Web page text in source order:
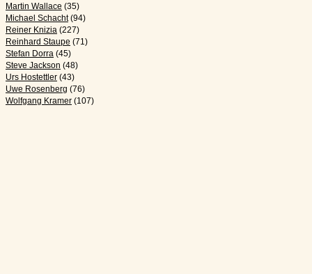
Martin Wallace (35)
Michael Schacht (94)
Reiner Knizia (227)
Reinhard Staupe (71)
Stefan Dorra (45)
Steve Jackson (48)
Urs Hostettler (43)
Uwe Rosenberg (76)
Wolfgang Kramer (107)